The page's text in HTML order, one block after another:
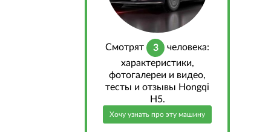
Cмотрят 3
человека:
характеристики,
фотогалереи и видео,
тесты и отзывы Hongqi
H5.
Хочу узнать про эту машину